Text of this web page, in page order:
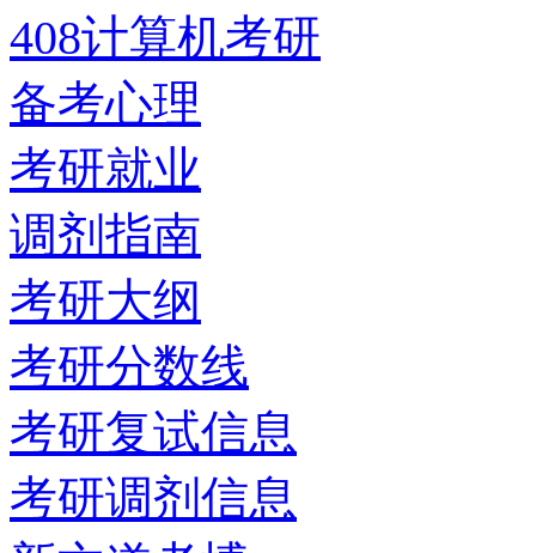
408计算机考研
备考心理
考研就业
调剂指南
考研大纲
考研分数线
考研复试信息
考研调剂信息